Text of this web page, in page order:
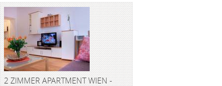
2 ZIMMER APARTMENT WIEN -